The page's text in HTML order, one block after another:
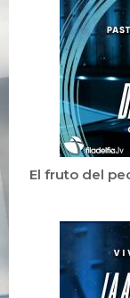
El fruto del